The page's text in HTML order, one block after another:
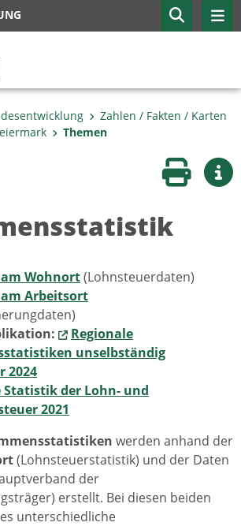
Zahlen / Fakten / Karten
Themen
Seite
Wohnort(Lohnsteuerdaten)
Arbeitsort
Regionale
unselbständig
2024
der Lohn- und
2021
werden anhand der
(Lohnsteuerstatistik) und der Daten
der
erstellt. Bei diesen beiden
unterschiedliche